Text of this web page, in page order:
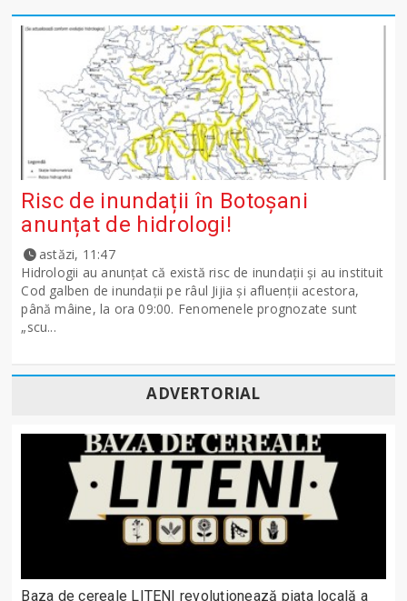
Risc de inundații în Botoșani
anunțat de hidrologi!
astăzi, 11:47
Hidrologii au anunțat că există risc de inundații și au instituit
Cod galben de inundații pe râul Jijia și afluenții acestora,
până mâine, la ora 09:00. Fenomenele prognozate sunt
„scu...
ADVERTORIAL
Baza de cereale LITENI revoluționează piața locală a